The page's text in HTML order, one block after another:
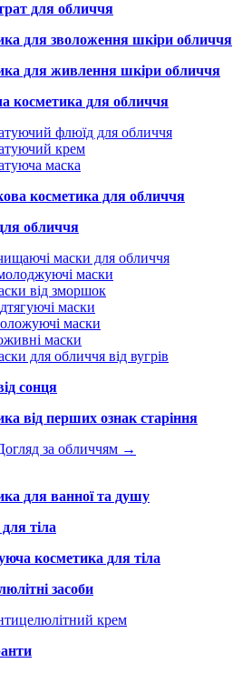
для обличчя
для зволоження шкіри обличчя
для живлення шкіри обличчя
косметика для обличчя
флюїд для обличчя
крем
маска
косметика для обличчя
обличчя
маски для обличчя
маски
від зморшок
маски
маски
маски
для обличчя від вугрів
сонця
від перших ознак старіння
за обличчям →
для ванної та душу
тіла
косметика для тіла
засоби
крем